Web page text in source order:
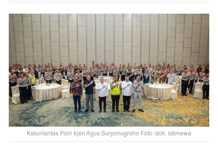
Kakorlantas Polri Irjen Agus Suryonugroho Foto: dok. istimewa